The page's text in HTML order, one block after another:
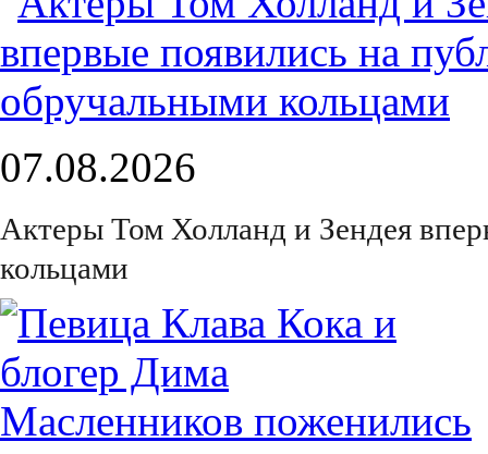
07.08.2026
Актеры Том Холланд и Зендея
кольцами